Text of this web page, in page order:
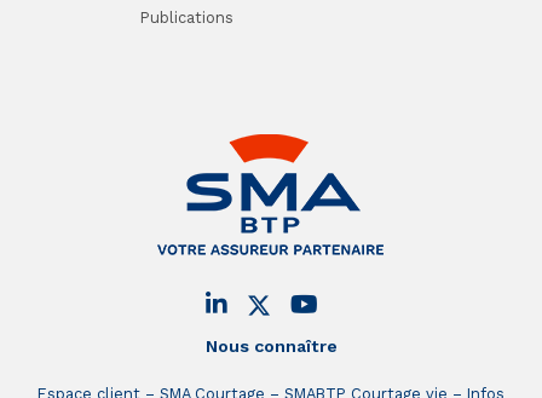
Nous connaître
Espace client SMA Courtage SMABTP Courtage vie Infos
Publications